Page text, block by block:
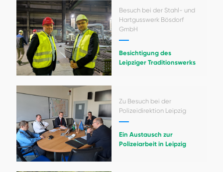
Besuch bei der Stahl- und
Hartgusswerk Bösdorf
GmbH
Besichtigung des
Leipziger Traditionswerks
Zu Besuch bei der
Polizeidirektion Leipzig
Ein Austausch zur
Polizeiarbeit in Leipzig